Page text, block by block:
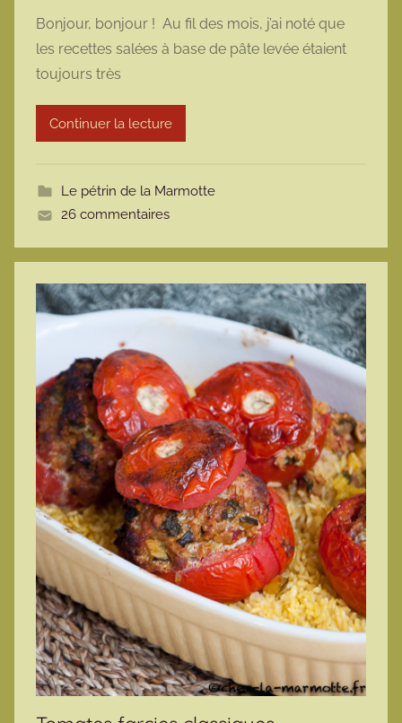
m
r
m
t
e
Bonjour, bonjour ! Au fil des mois, j’ai noté que
les recettes salées à base de pâte levée étaient
toujours très
Continuer la lecture
Le pétrin de la Marmotte
26 commentaires